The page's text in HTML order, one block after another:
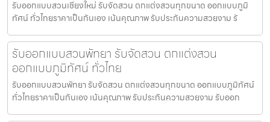
รับออกแบบสวนเชียงใหม่ รับจัดสวน ตกแต่งสวนทุกขนาด ออกแบบภูมิ
ทัศน์ ทั่วไทยราคาเป็นกันเอง เน้นคุณภาพ รับประกันความสวยงาม รั
รับออกแบบสวนพัทยา รับจัดสวน ตกแต่งสวน
ออกแบบภูมิทัศน์ ทั่วไทย
รับออกแบบสวนพัทยา รับจัดสวน ตกแต่งสวนทุกขนาด ออกแบบภูมิทัศน์
ทั่วไทยราคาเป็นกันเอง เน้นคุณภาพ รับประกันความสวยงาม รับออก